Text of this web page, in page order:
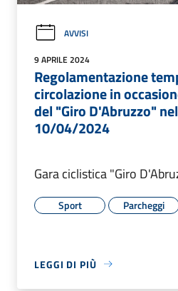
AVVISI
9 APRILE 2024
Regolamentazione
circolazione in
del "Giro D'Abruzzo"
10/04/2024
Gara ciclistica "Giro
Sport Parcheggi
LEGGI DI PIÙ